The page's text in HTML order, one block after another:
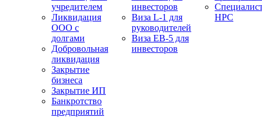
учредителем
Ликвидация
ООО с
долгами
Добровольная
ликвидация
Закрытие
бизнеса
Закрытие ИП
Банкротство
предприятий
инвесторов
Виза L-1 для
руководителей
Виза EB-5 для
инвесторов
НРС